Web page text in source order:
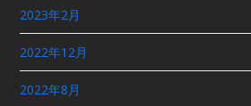
2023年2月
2022年12月
2022年8月